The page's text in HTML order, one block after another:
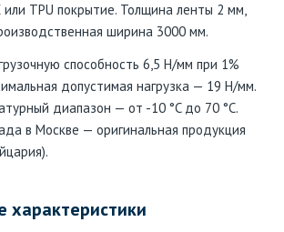
или TPU покрытие. Толщина ленты 2 мм,
ширина 3000 мм.
способность 6,5 Н/мм при 1%
допустимая нагрузка — 19 Н/мм.
диапазон — от -10 °C до 70 °C.
в Москве — оригинальная продукция
характеристики